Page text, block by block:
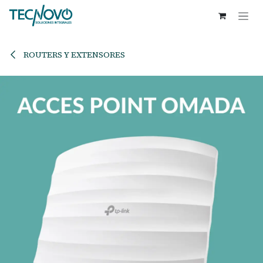
Ir al contenido
ROUTERS Y EXTENSORES